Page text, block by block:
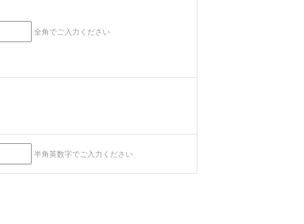
全角でご入力ください
半角英数字でご入力ください